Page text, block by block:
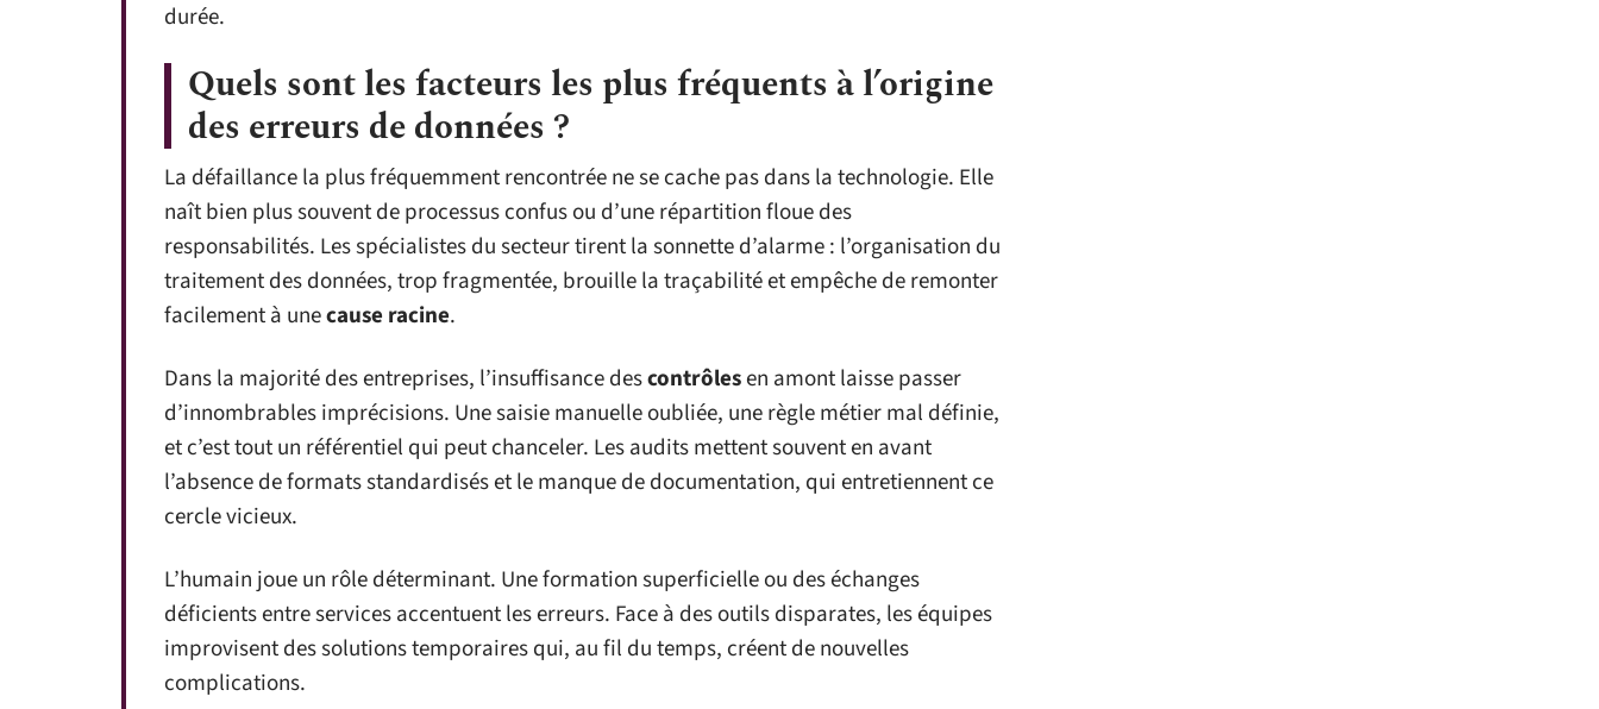
durée.
Quels sont les facteurs les plus fréquents à l’origine
des erreurs de données ?
La défaillance la plus fréquemment rencontrée ne se cache pas dans la technologie. Elle
naît bien plus souvent de processus confus ou d’une répartition floue des
responsabilités. Les spécialistes du secteur tirent la sonnette d’alarme : l’organisation du
traitement des données, trop fragmentée, brouille la traçabilité et empêche de remonter
facilement à unecause racine.
Dans la majorité des entreprises, l’insuffisance descontrôlesen amont laisse passer
d’innombrables imprécisions. Une saisie manuelle oubliée, une règle métier mal définie,
et c’est tout un référentiel qui peut chanceler. Les audits mettent souvent en avant
l’absence de formats standardisés et le manque de documentation, qui entretiennent ce
cercle vicieux.
L’humain joue un rôle déterminant. Une formation superficielle ou des échanges
déficients entre services accentuent les erreurs. Face à des outils disparates, les équipes
improvisent des solutions temporaires qui, au fil du temps, créent de nouvelles
complications.